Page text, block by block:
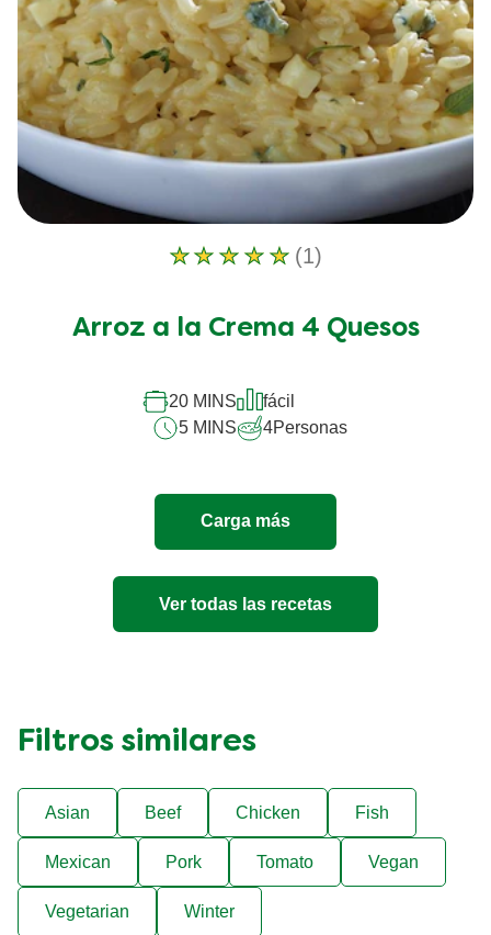
La
de
a
la
Crema
5.0
de
de
1
calificaciones.
(1)
Arroz a la Crema 4 Quesos
20 MINS
fácil
5 MINS
4Personas
Carga más
Ver todas las recetas
Filtros similares
Asian Beef Chicken Fish
Mexican Pork Tomato Vegan
Vegetarian Winter